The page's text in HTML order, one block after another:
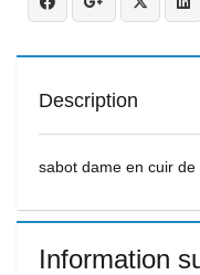
Description
sabot dame en cuir
Information